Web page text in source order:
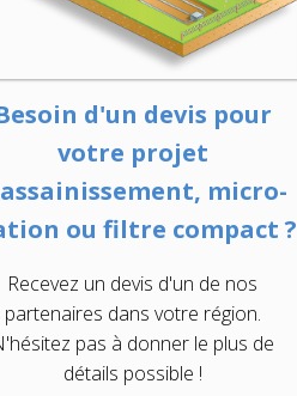
d'un devis pour
votre projet
micro-
ou filtre compact ?
Recevez un devis d'un de nos
partenaires dans votre région.
pas à donner le plus de
détails possible !